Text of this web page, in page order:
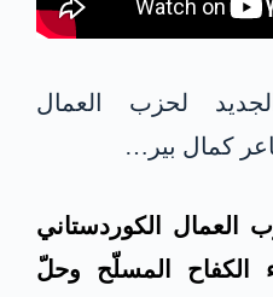
لحزب العمال
كمال بير…
عقد حزب العمال الكوردستاني
الكفاح المسلّح وحلّ